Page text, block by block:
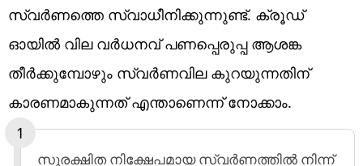
സ്വര്‍ണത്തെ സ്വാധീനിക്കുന്നുണ്ട്. ക്രൂഡ്
ഓയില്‍ വില വര്‍ധനവ് പണപ്പെരുപ്പ ആശങ്ക
തീര്‍ക്കുമ്പോഴും സ്വര്‍ണവില കുറയുന്നതിന്
കാരണമാകുന്നത് എന്താണെന്ന് നോക്കാം.
സുരക്ഷിത നിക്ഷേപമായ സ്വര്‍ണത്തില്‍ നിന്ന്